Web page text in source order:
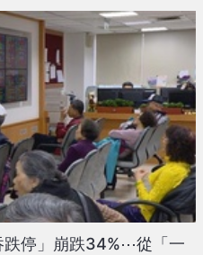
跌停」崩跌34%⋯從「一